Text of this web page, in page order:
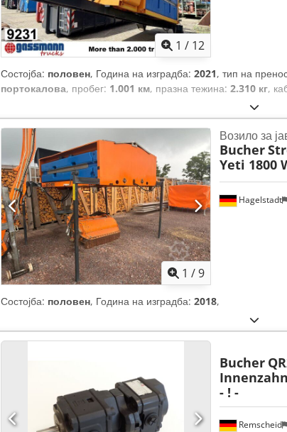
1 / 12
Состојба: половен, Година на изградба: 2021, тип на
портокалова, пробег: 1.001 км, празна тежина: 2.310 кг,
1 /9
Hagelstadt
Возило за
Bucher
Yeti 1800
Состојба: половен, Година на изградба: 2018,
Remscheid
Bucher
- ! -